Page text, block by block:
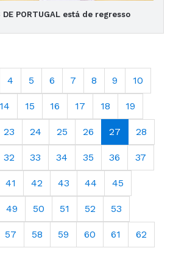
DE PORTUGAL está de regresso
4 5 6 7 8 9 10
14 15 16 17 18 19
23 24 25 26 27 28
32 33 34 35 36 37
41 42 43 44 45
49 50 51 52 53
57 58 59 60 61 62